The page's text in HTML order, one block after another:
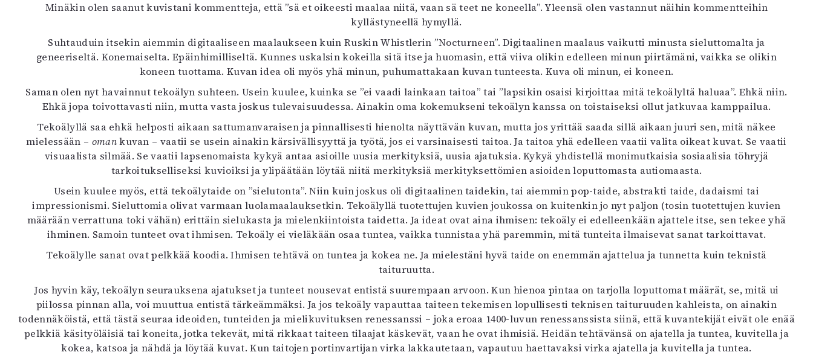
Minäkin olen saanut kuvistani kommentteja, että ”sä et oikeesti maalaa niitä, vaan sä teet ne koneella”. Yleensä olen vastannut näihin kommentteihin
kyllästyneellä hymyllä.
Suhtauduin itsekin aiemmin digitaaliseen maalaukseen kuin Ruskin Whistlerin ”Nocturneen”. Digitaalinen maalaus vaikutti minusta sieluttomalta ja
geneeriseltä. Konemaiselta. Epäinhimilliseltä. Kunnes uskalsin kokeilla sitä itse ja huomasin, että viiva olikin edelleen minun piirtämäni, vaikka se olikin
koneen tuottama. Kuvan idea oli myös yhä minun, puhumattakaan kuvan tunteesta. Kuva oli minun, ei koneen.
Saman olen nyt havainnut tekoälyn suhteen. Usein kuulee, kuinka se ”ei vaadi lainkaan taitoa” tai ”lapsikin osaisi kirjoittaa mitä tekoälyltä haluaa”. Ehkä niin.
Ehkä jopa toivottavasti niin, mutta vasta joskus tulevaisuudessa. Ainakin oma kokemukseni tekoälyn kanssa on toistaiseksi ollut jatkuvaa kamppailua.
Tekoälyllä saa ehkä helposti aikaan sattumanvaraisen ja pinnallisesti hienolta näyttävän kuvan, mutta jos yrittää saada sillä aikaan juuri sen, mitä näkee
mielessään – omankuvan – vaatii se usein ainakin kärsivällisyyttä ja työtä, jos ei varsinaisesti taitoa. Ja taitoa yhä edelleen vaatii valita oikeat kuvat. Se vaatii
visuaalista silmää. Se vaatii lapsenomaista kykyä antaa asioille uusia merkityksiä, uusia ajatuksia. Kykyä yhdistellä monimutkaisia sosiaalisia töhryjä
tarkoitukselliseksi kuvioiksi ja ylipäätään löytää niitä merkityksiä merkityksettömien asioiden loputtomasta autiomaasta.
Usein kuulee myös, että tekoälytaide on ”sielutonta”. Niin kuin joskus oli digitaalinen taidekin, tai aiemmin pop-taide, abstrakti taide, dadaismi tai
impressionismi. Sieluttomia olivat varmaan luolamaalauksetkin. Tekoälyllä tuotettujen kuvien joukossa on kuitenkin jo nyt paljon (tosin tuotettujen kuvien
määrään verrattuna toki vähän) erittäin sielukasta ja mielenkiintoista taidetta. Ja ideat ovat aina ihmisen: tekoäly ei edelleenkään ajattele itse, sen tekee yhä
ihminen. Samoin tunteet ovat ihmisen. Tekoäly ei vieläkään osaa tuntea, vaikka tunnistaa yhä paremmin, mitä tunteita ilmaisevat sanat tarkoittavat.
Tekoälylle sanat ovat pelkkää koodia. Ihmisen tehtävä on tuntea ja kokea ne. Ja mielestäni hyvä taide on enemmän ajattelua ja tunnetta kuin teknistä
taituruutta.
Jos hyvin käy, tekoälyn seurauksena ajatukset ja tunteet nousevat entistä suurempaan arvoon. Kun hienoa pintaa on tarjolla loputtomat määrät, se, mitä ui
piilossa pinnan alla, voi muuttua entistä tärkeämmäksi. Ja jos tekoäly vapauttaa taiteen tekemisen lopullisesti teknisen taituruuden kahleista, on ainakin
todennäköistä, että tästä seuraa ideoiden, tunteiden ja mielikuvituksen renessanssi – joka eroaa 1400-luvun renessanssista siinä, että kuvantekijät eivät ole enää
pelkkiä käsityöläisiä tai koneita, jotka tekevät, mitä rikkaat taiteen tilaajat käskevät, vaan he ovat ihmisiä. Heidän tehtävänsä on ajatella ja tuntea, kuvitella ja
kokea, katsoa ja nähdä ja löytää kuvat. Kun taitojen portinvartijan virka lakkautetaan, vapautuu haettavaksi virka ajatella ja kuvitella ja tuntea.